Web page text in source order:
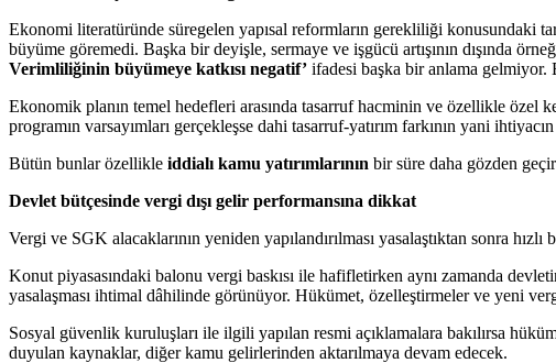
Ekonomi literatüründe süregelen yapısal reformların gerekliliği konusundaki
büyüme göremedi. Başka bir deyişle, sermaye ve işgücü artışının dışında
Verimliliğinin büyümeye katkısı negatif’ ifadesi başka bir anlama gelmiyor.
Ekonomik planın temel hedefleri arasında tasarruf hacminin ve özellikle özel
programın varsayımları gerçekleşse dahi tasarruf-yatırım farkının yani
Bütün bunlar özellikle iddialı kamu yatırımlarının bir süre daha gözden
Devlet bütçesinde vergi dışı gelir performansına dikkat
Vergi ve SGK alacaklarının yeniden yapılandırılması yasalaştıktan sonra
Konut piyasasındaki balonu vergi baskısı ile hafifletirken aynı zamanda
yasalaşması ihtimal dâhilinde görünüyor. Hükümet, özelleştirmeler ve yeni
Sosyal güvenlik kuruluşları ile ilgili yapılan resmi açıklamalara bakılırsa
duyulan kaynaklar, diğer kamu gelirlerinden aktarılmaya devam edecek.